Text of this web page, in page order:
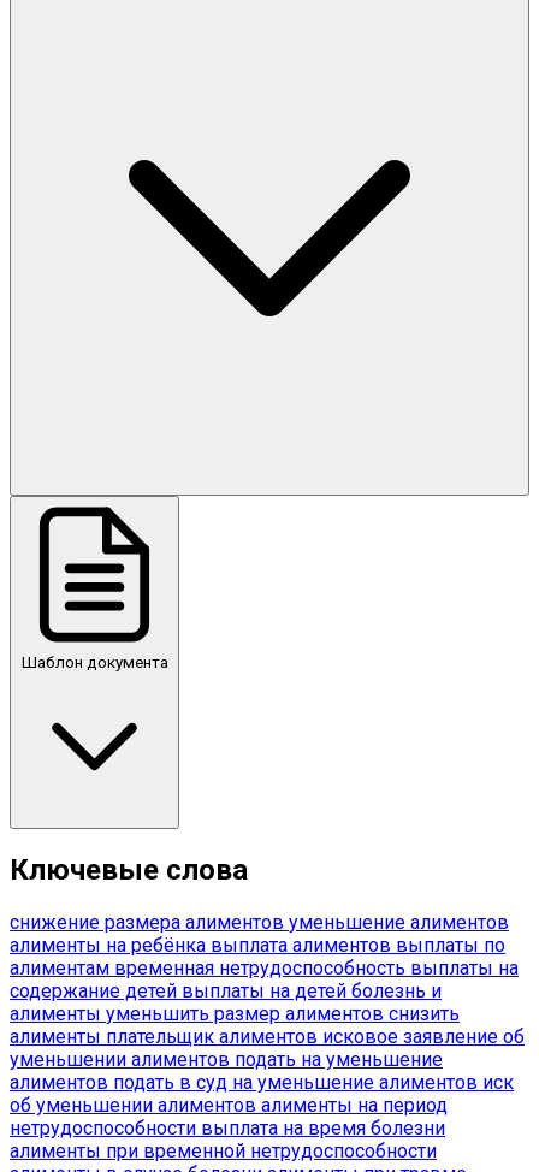
Шаблон документа
Ключевые слова
снижение размера алиментов уменьшение алиментов
алименты на ребёнка выплата алиментов выплаты по
алиментам временная нетрудоспособность выплаты на
содержание детей выплаты на детей болезнь и
алименты уменьшить размер алиментов снизить
алименты плательщик алиментов исковое заявление об
уменьшении алиментов подать на уменьшение
алиментов подать в суд на уменьшение алиментов иск
об уменьшении алиментов алименты на период
нетрудоспособности выплата на время болезни
алименты при временной нетрудоспособности